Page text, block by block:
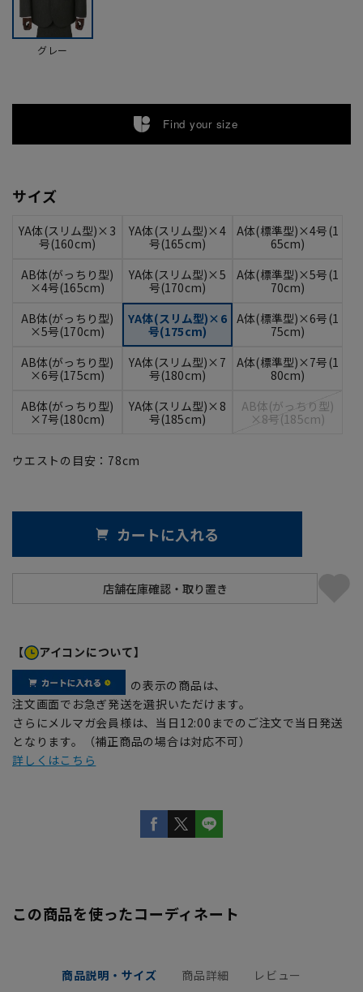
グレー
Find your size
サイズ
YA体(スリム型)×3
号(160cm)
YA体(スリム型)×4
号(165cm)
A体(標準型)×4号(1
65cm)
AB体(がっちり型)
×4号(165cm)
YA体(スリム型)×5
号(170cm)
A体(標準型)×5号(1
70cm)
AB体(がっちり型)
×5号(170cm)
YA体(スリム型)×6
号(175cm)
A体(標準型)×6号(1
75cm)
AB体(がっちり型)
×6号(175cm)
YA体(スリム型)×7
号(180cm)
A体(標準型)×7号(1
80cm)
AB体(がっちり型)
×7号(180cm)
YA体(スリム型)×8
号(185cm)
AB体(がっちり型)
×8号(185cm)
ウエストの目安： 78cm
カートに入れる
【 アイコンについて】
の表示の商品は、
注文画面でお急ぎ発送を選択いただけます。
さらにメルマガ会員様は、当日12:00までのご注文で当日発送
となります。（補正商品の場合は対応不可）
詳しくはこちら
この商品を使ったコーディネート
商品説明・サイズ 商品詳細 レビュー